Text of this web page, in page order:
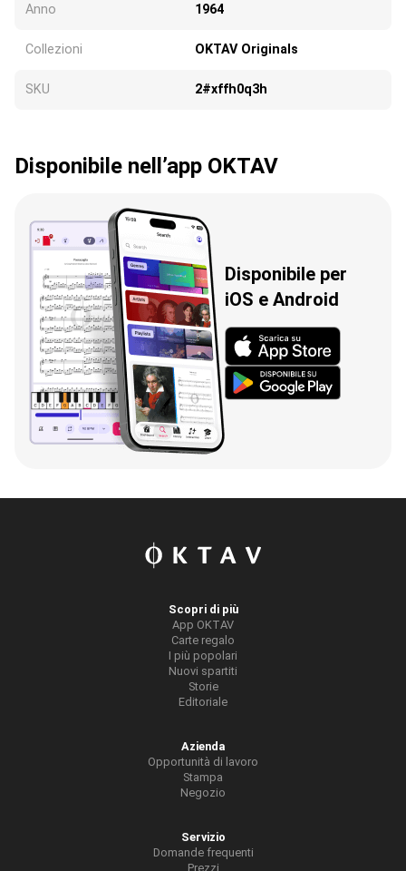
Anno 1964
Collezioni OKTAV Originals
SKU 2#xffh0q3h
Disponibile nell’app OKTAV
Disponibile per
iOS e Android
Scopri di più
App OKTAV
Carte regalo
I più popolari
Nuovi spartiti
Storie
Editoriale
Azienda
Opportunità di lavoro
Stampa
Negozio
Servizio
Domande frequenti
Prezzi